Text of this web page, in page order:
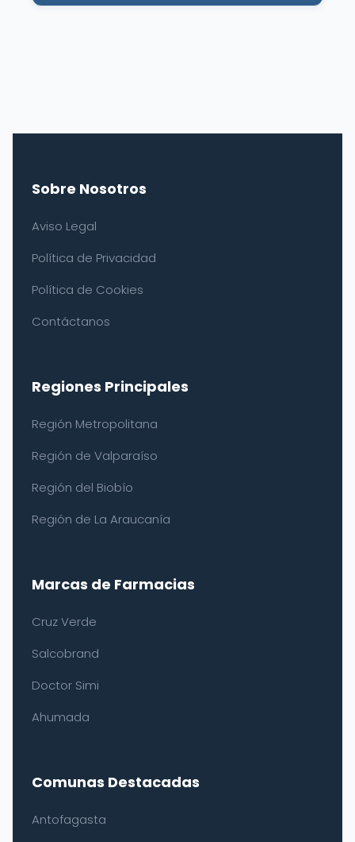
Sobre Nosotros
Aviso Legal
Política de Privacidad
Política de Cookies
Contáctanos
Regiones Principales
Región Metropolitana
Región de Valparaíso
Región del Biobío
Región de La Araucanía
Marcas de Farmacias
Cruz Verde
Salcobrand
Doctor Simi
Ahumada
Comunas Destacadas
Antofagasta